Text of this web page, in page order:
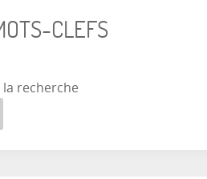
CLEFS
recherche